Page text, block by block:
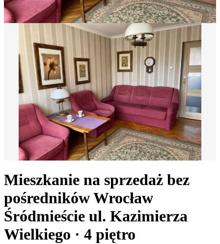
Mieszkanie na sprzedaż bez
pośrednikówWrocław
Śródmieście ul. Kazimierza
Wielkiego · 4 piętro